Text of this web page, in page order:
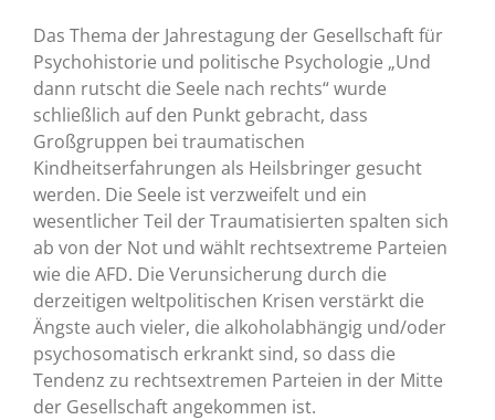
Das Thema der Jahrestagung der Gesellschaft für
Psychohistorie und politische Psychologie „Und
dann rutscht die Seele nach rechts“ wurde
schließlich auf den Punkt gebracht, dass
Großgruppen bei traumatischen
Kindheitserfahrungen als Heilsbringer gesucht
werden. Die Seele ist verzweifelt und ein
wesentlicher Teil der Traumatisierten spalten sich
ab von der Not und wählt rechtsextreme Parteien
wie die AFD. Die Verunsicherung durch die
derzeitigen weltpolitischen Krisen verstärkt die
Ängste auch vieler, die alkoholabhängig und/oder
psychosomatisch erkrankt sind, so dass die
Tendenz zu rechtsextremen Parteien in der Mitte
der Gesellschaft angekommen ist.